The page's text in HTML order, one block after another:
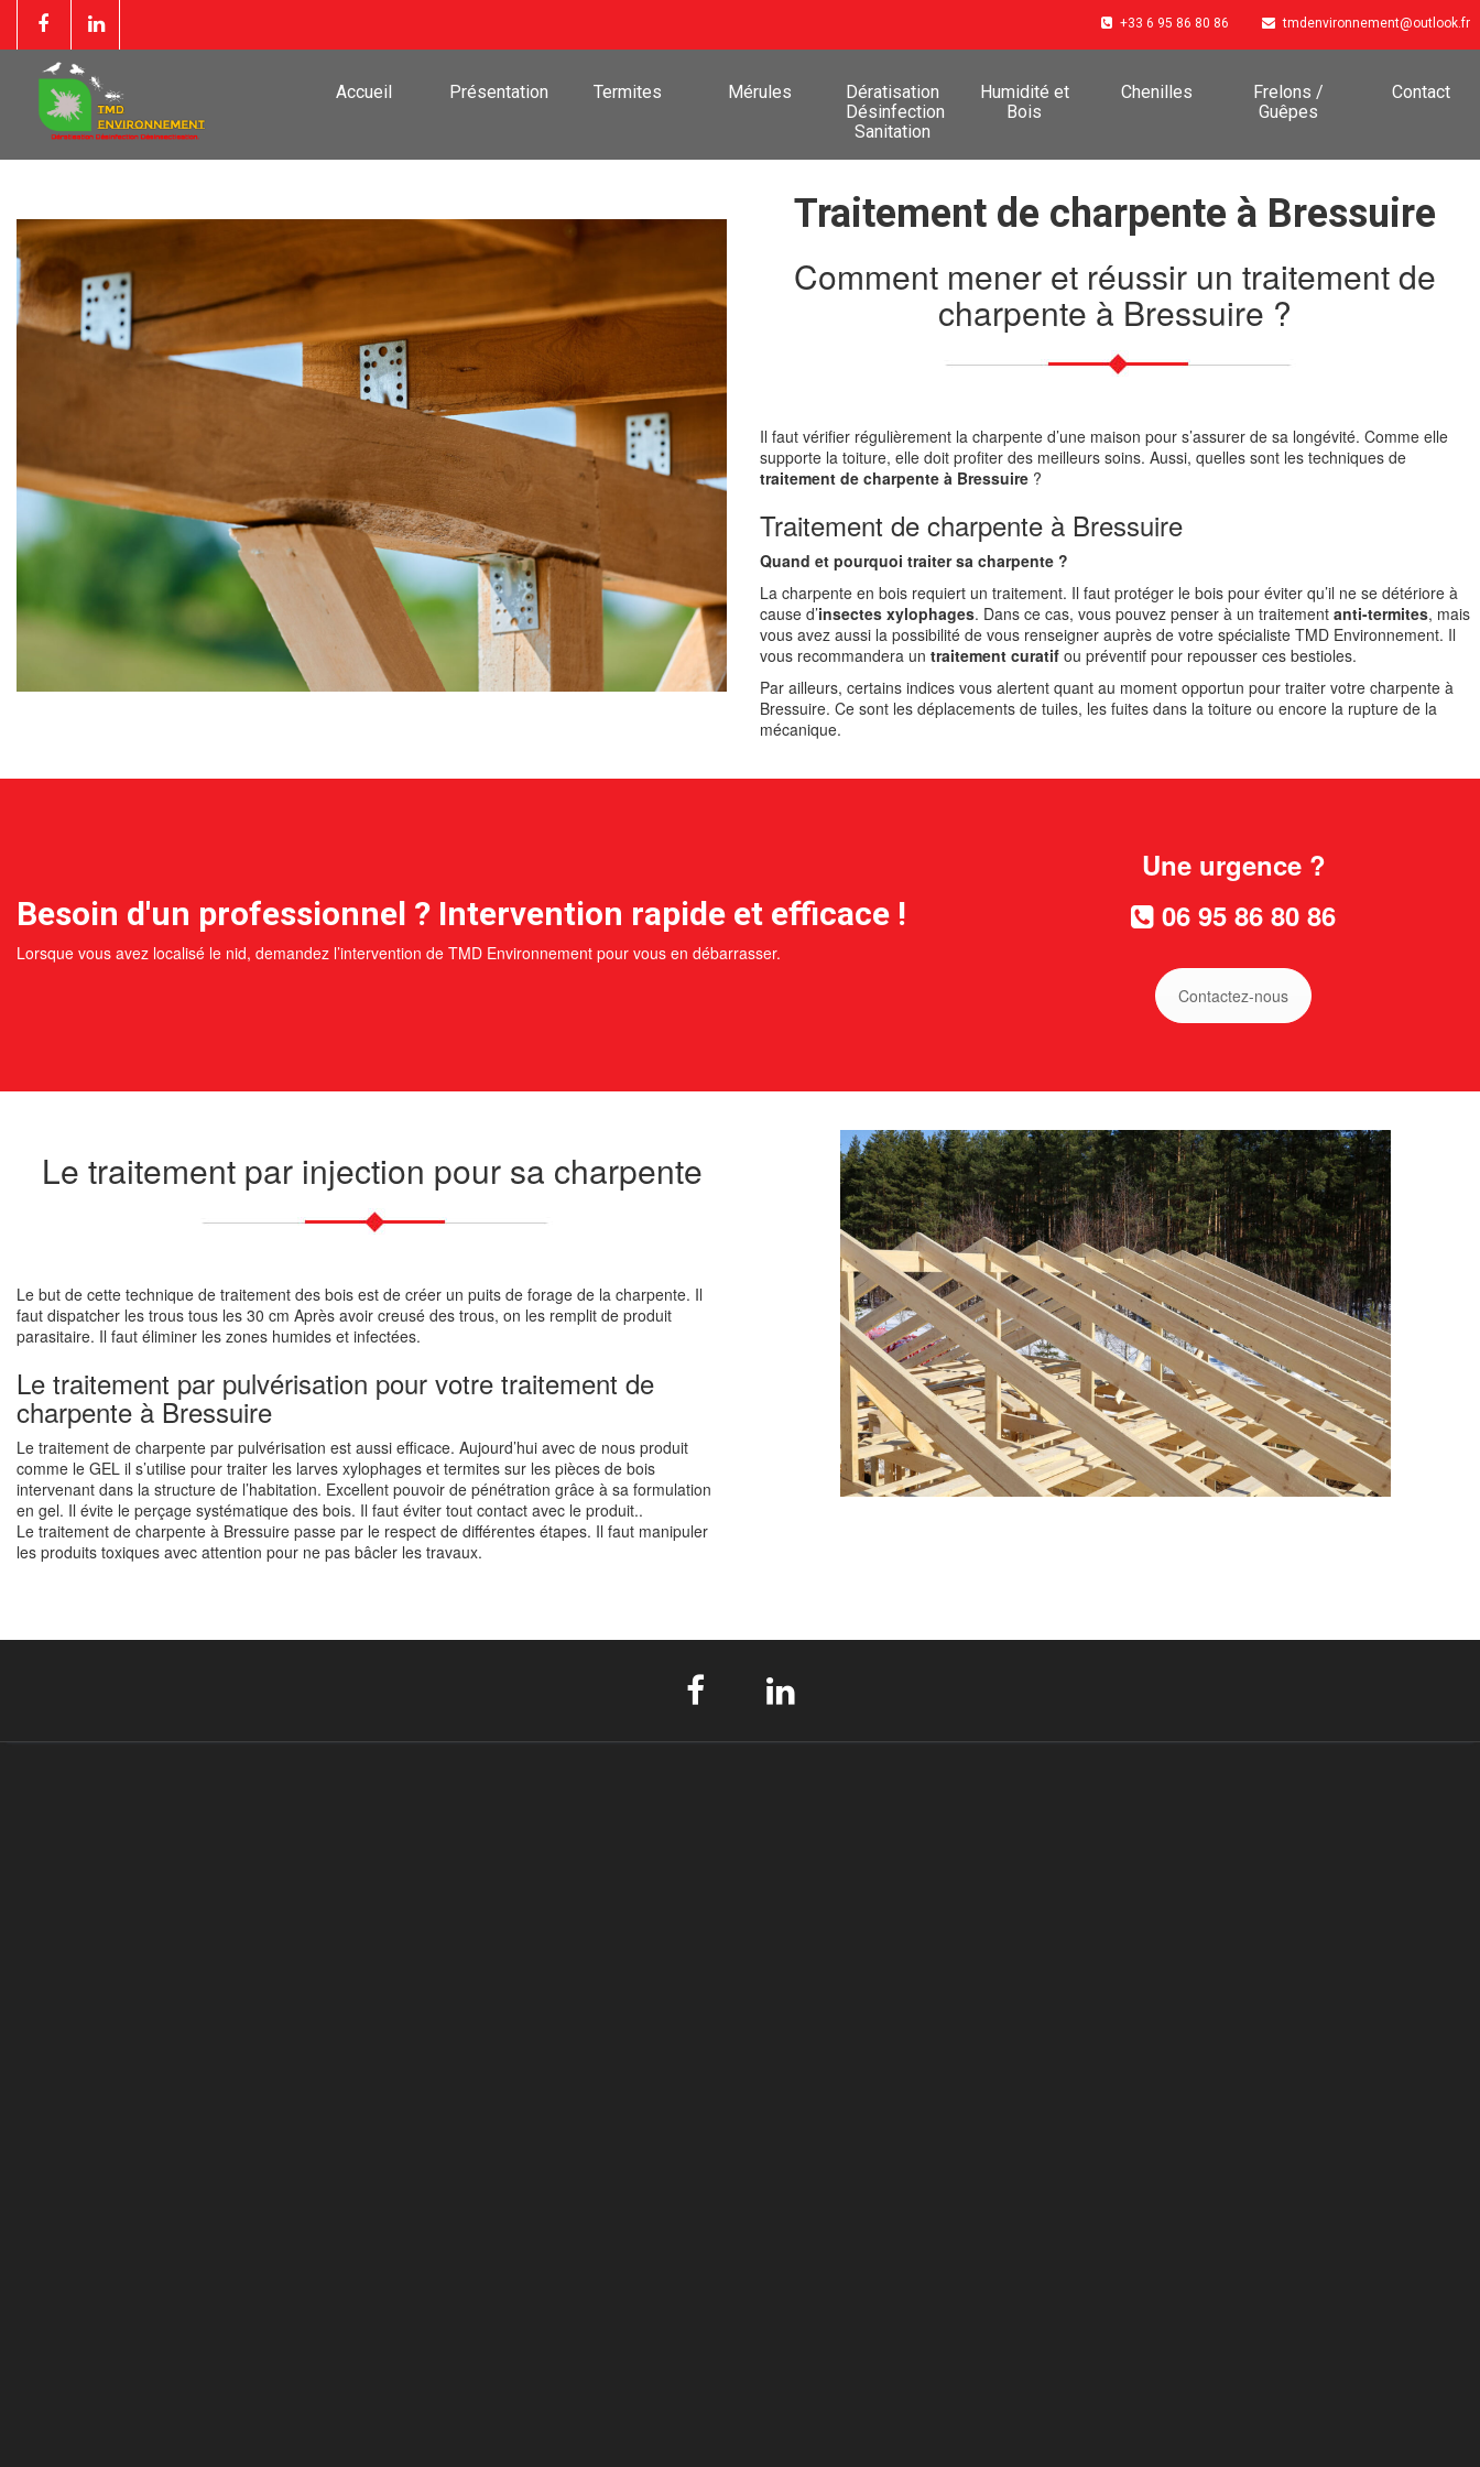
+33 6 95 86 80 86 tmdenvironnement@outlook.fr
Accueil Présentation Termites Mérules
Dératisation
Désinfection
Sanitation
Humidité et
Bois
Chenilles
Frelons /
Guêpes
Contact
Traitement de charpente à Bressuire
Comment mener et réussir un traitement de
charpente à Bressuire ?
Il faut vérifier régulièrement la charpente d’une maison pour s’assurer de sa longévité. Comme elle
supporte la toiture, elle doit profiter des meilleurs soins. Aussi, quelles sont les techniques de
traitement de charpente à Bressuire ?
Traitement de charpente à Bressuire
Quand et pourquoi traiter sa charpente ?
La charpente en bois requiert un traitement. Il faut protéger le bois pour éviter qu’il ne se détériore à
cause d’insectes xylophages. Dans ce cas, vous pouvez penser à un traitement anti-termites, mais
vous avez aussi la possibilité de vous renseigner auprès de votre spécialiste TMD Environnement. Il
vous recommandera un traitement curatif ou préventif pour repousser ces bestioles.
Par ailleurs, certains indices vous alertent quant au moment opportun pour traiter votre charpente à
Bressuire. Ce sont les déplacements de tuiles, les fuites dans la toiture ou encore la rupture de la
mécanique.
Besoin d'un professionnel ? Intervention rapide et efficace !
Lorsque vous avez localisé le nid, demandez l’intervention de TMD Environnement pour vous en débarrasser.
Une urgence ?
06 95 86 80 86
Contactez-nous
Le traitement par injection pour sa charpente
Le but de cette technique de traitement des bois est de créer un puits de forage de la charpente. Il
faut dispatcher les trous tous les 30 cm Après avoir creusé des trous, on les remplit de produit
parasitaire. Il faut éliminer les zones humides et infectées.
Le traitement par pulvérisation pour votre traitement de
charpente à Bressuire
Le traitement de charpente par pulvérisation est aussi efficace. Aujourd’hui avec de nous produit
comme le GEL il s’utilise pour traiter les larves xylophages et termites sur les pièces de bois
intervenant dans la structure de l’habitation. Excellent pouvoir de pénétration grâce à sa formulation
en gel. Il évite le perçage systématique des bois. Il faut éviter tout contact avec le produit..
Le traitement de charpente à Bressuire passe par le respect de différentes étapes. Il faut manipuler
les produits toxiques avec attention pour ne pas bâcler les travaux.